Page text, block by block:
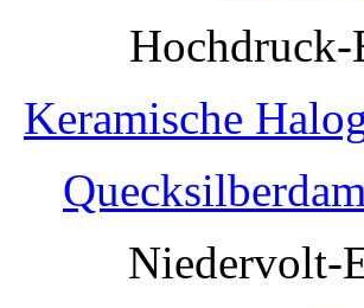
Hochdruck-
Keramische
Niedervolt-